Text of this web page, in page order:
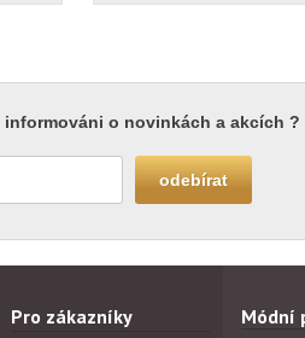
o novinkách a akcích ?
Pro zákazníky Módní